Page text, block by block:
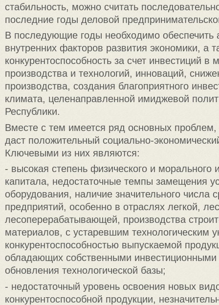
стабильность, можно считать
последние годы деловой
В последующие годы необходимо обеспечить
внутренних факторов развития экономики, а
конкурентоспособность за счет инвестиций в
производства и технологий, инноваций,
производства, создания благоприятного
климата, целенаправленной имиджевой
Республики.
Вместе с тем имеется ряд основных
даст положительный социально-
Ключевыми из них являются:
- высокая степень физического и морального
капитала, недостаточные темпы замещения
оборудования, наличие значительного числа
предприятий, особенно в отраслях легкой,
лесоперерабатывающей, производства
материалов, с устаревшим технологическим
конкурентоспособностью выпускаемой
обладающих собственными
обновления технологической базы;
- недостаточный уровень освоения новых
конкурентоспособной продукции,